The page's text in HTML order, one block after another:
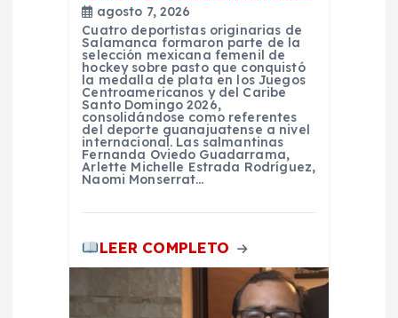
agosto 7, 2026
Cuatro deportistas originarias de
Salamanca formaron parte de la
selección mexicana femenil de
hockey sobre pasto que conquistó
la medalla de plata en los Juegos
Centroamericanos y del Caribe
Santo Domingo 2026,
consolidándose como referentes
del deporte guanajuatense a nivel
internacional. Las salmantinas
Fernanda Oviedo Guadarrama,
Arlette Michelle Estrada Rodríguez,
Naomi Monserrat…
LEER COMPLETO